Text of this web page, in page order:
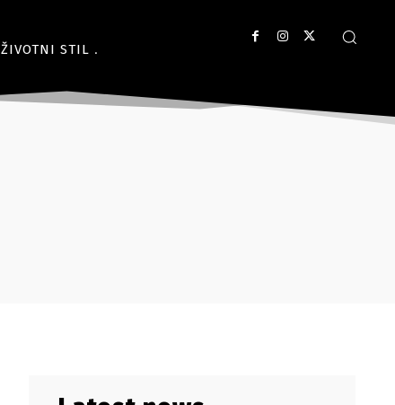
ŽIVOTNI STIL